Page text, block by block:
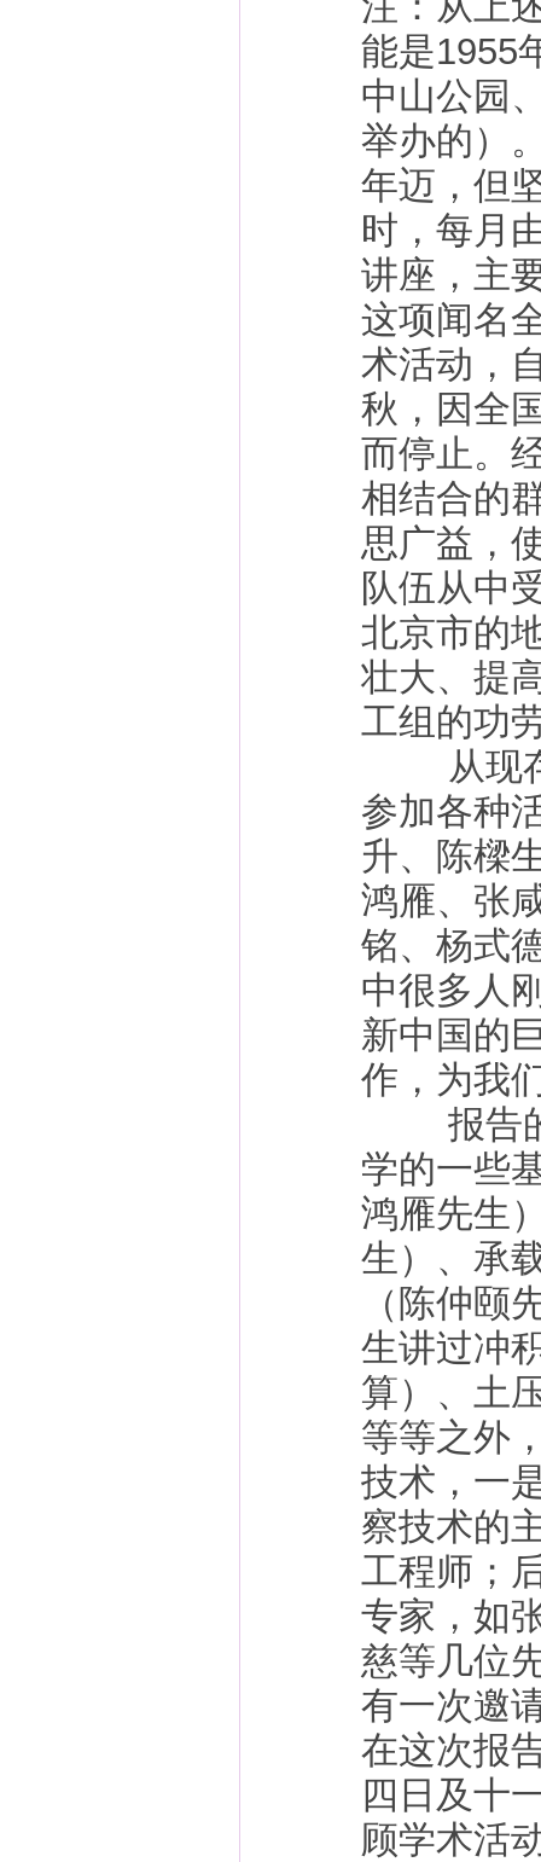
能是1955
中山公园
举办的）
年迈，但
时，每月
讲座，主
这项闻名
术活动，
秋，因全
而停止。
相结合的
思广益，
队伍从中
北京市的
壮大、提
工组的功
从现存
参加各种
升、陈樑
鸿雁、张
铭、杨式
中很多人
新中国的
作，为我
报告的
学的一些
鸿雁先生
生）、承
（陈仲颐
生讲过冲
算）、土
等等之外
技术，一
察技术的
工程师；
专家，如
慈等几位
有一次邀
在这次报
四日及十
顾学术活